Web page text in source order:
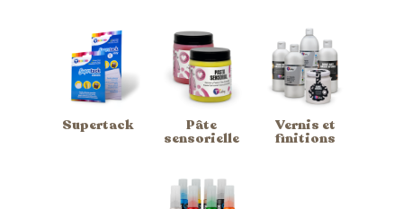
Supertack Pâte
sensorielle
Vernis et
finitions